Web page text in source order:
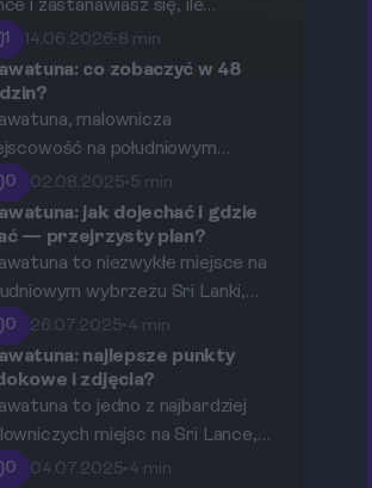
i zastanawiasz się, ile
przygotować na
pobyt w popularnej
W tym artykule
szczegółową analizę
od noclegów i wyżywienia,
transport, aż po ceny
Przygotowaliśmy
przewodnik budżetowy
rok, który pomoże Ci
wyjazd marzeń bez
niespodzianek.
1 14.06.2026•8 min
co zobaczyć w 48
malownicza
na południowym
Sri Lanki, jest doskonałym
na krótki wypad. W ciągu
możesz odkryć wiele
począwszy od pięknych
przez nurkowanie, aż po
jedzenie. Przeżyj
chwile w tym rajskim
0 02.08.2025•5 min
jak dojechać i gdzie
— przejrzysty plan?
to niezwykłe miejsce na
wybrzeżu Sri Lanki,
z pięknych plaż, bogatej
i wyjątkowego klimatu. W
przewodniku zajmiemy się
tej lokalizacji kwestiami
możliwości zakwaterowania
lokalnymi atrakcjami, aby Twoja
0 26.07.2025•4 min
najlepsze punkty
i zdjęcia?
to jedno z najbardziej
miejsc na Sri Lance,
dla miłośników zarówno
0 04.07.2025•4 min